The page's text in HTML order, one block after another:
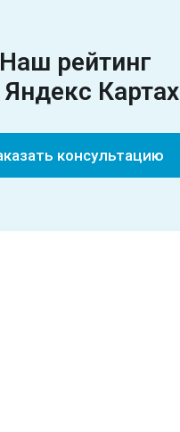
Наш рейтинг
Яндекс Картах
Заказать консультацию